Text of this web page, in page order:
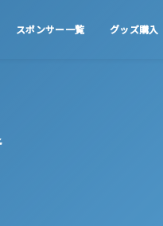
スポンサー一覧 グッズ購入